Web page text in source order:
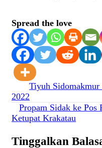
Spread the love
Navigasi
pos
Tiyuh
2022
Propam Sidak ke Pos
Ketupat Krakatau
Tinggalkan